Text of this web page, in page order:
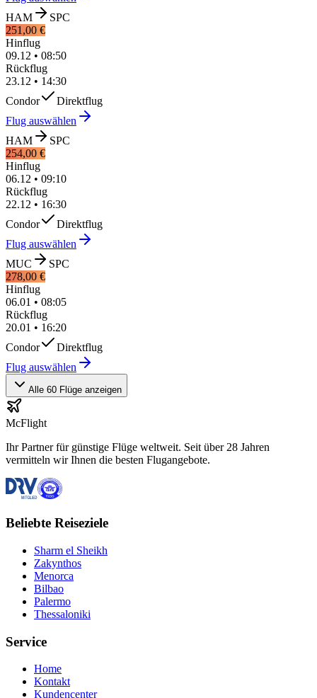
HAM
SPC
251,00 €
Hinflug
09.12 • 08:50
Rückflug
23.12 • 14:30
Condor
Direktflug
Flug auswählen
HAM
SPC
254,00 €
Hinflug
06.12 • 09:10
Rückflug
22.12 • 16:30
Condor
Direktflug
Flug auswählen
MUC
SPC
278,00 €
Hinflug
06.01 • 08:05
Rückflug
20.01 • 16:20
Condor
Direktflug
Flug auswählen
Alle 60 Flüge anzeigen
McFlight
Ihr Partner für günstige Flüge weltweit. Seit über 28 Jahren
vermitteln wir Ihnen die besten Flugangebote.
Beliebte Reiseziele
Sharm el Sheikh
Zakynthos
Menorca
Bilbao
Palermo
Thessaloniki
Service
Home
Kontakt
Kundencenter